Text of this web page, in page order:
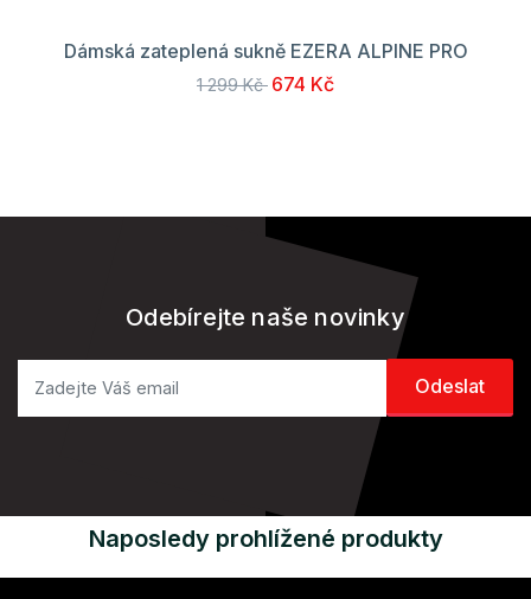
Dámská zateplená sukně EZERA ALPINE PRO
1 299 Kč 674 Kč
Odebírejte naše novinky
Naposledy prohlížené produkty